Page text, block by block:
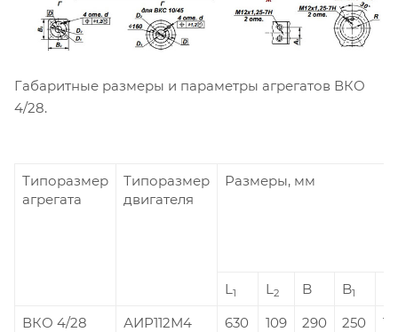
Габаритные размеры и параметры агрегатов ВКО
4/28.
Типоразмер
агрегата
Типоразмер
двигателя
Размеры, мм
L 1 L 2 B B1
ВКО 4/28 АИР112М4 630 109 290 250